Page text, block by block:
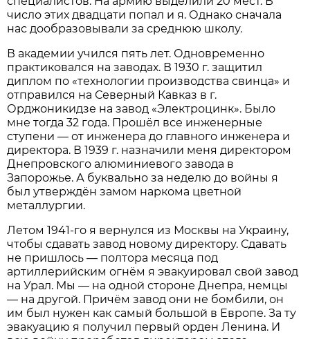
число этих двадцати попал и я. Однако сначала
нас дообразовывали за среднюю школу.
В академии учился пять лет. Одновременно
практиковался на заводах. В 1930 г. защитил
диплом по «технологии производства свинца» и
отправился на Северный Кавказ в г.
Орджоникидзе на завод «Электроцинк». Было
мне тогда 32 года. Прошёл все инженерные
ступени — от инженера до главного инженера и
директора. В 1939 г. назначили меня директором
Днепровского алюминиевого завода в
Запорожье. А буквально за неделю до войны я
был утверждён замом наркома цветной
металлургии.
Летом 1941-го я вернулся из Москвы на Украину,
чтобы сдавать завод новому директору. Сдавать
не пришлось — полтора месяца под
артиллерийским огнём я эвакуировал свой завод
на Урал. Мы — на одной стороне Днепра, немцы
— на другой. Причём завод они не бомбили, он
им был нужен как самый большой в Европе. За ту
эвакуацию я получил первый орден Ленина. И